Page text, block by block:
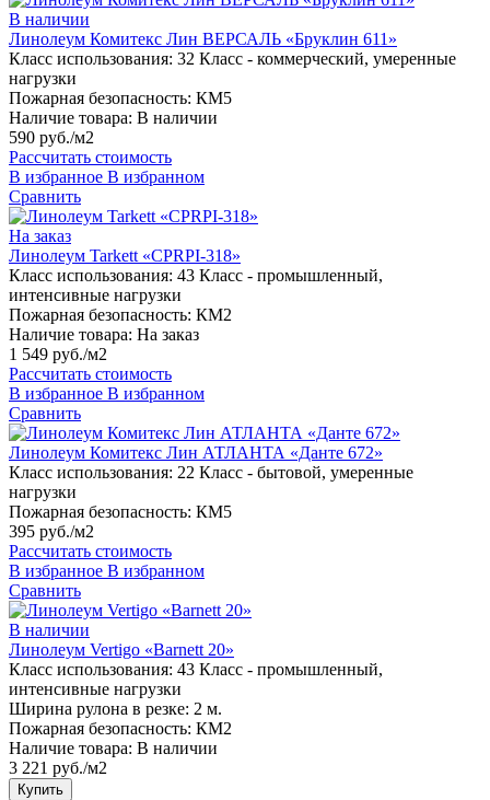
В наличии
Линолеум Комитекс Лин ВЕРСАЛЬ «Бруклин 611»
Класс использования: 32 Класс - коммерческий, умеренные
нагрузки
Пожарная безопасность: КМ5
Наличие товара: В наличии
590 руб./м2
Рассчитать стоимость
В избранное В избранном
Сравнить
На заказ
Линолеум Tarkett «CPRPI-318»
Класс использования: 43 Класс - промышленный,
интенсивные нагрузки
Пожарная безопасность: КМ2
Наличие товара: На заказ
1 549 руб./м2
Рассчитать стоимость
В избранное В избранном
Сравнить
Линолеум Комитекс Лин АТЛАНТА «Данте 672»
Класс использования: 22 Класс - бытовой, умеренные
нагрузки
Пожарная безопасность: КМ5
395 руб./м2
Рассчитать стоимость
В избранное В избранном
Сравнить
В наличии
Линолеум Vertigo «Barnett 20»
Класс использования: 43 Класс - промышленный,
интенсивные нагрузки
Ширина рулона в резке: 2 м.
Пожарная безопасность: КМ2
Наличие товара: В наличии
3 221 руб./м2
Купить